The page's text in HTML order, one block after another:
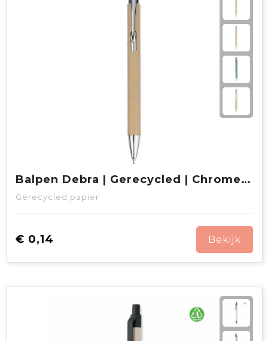
Balpen Debra | Gerecycled | Chromen details
Gerecycled papier
€ 0,14 Bekijk